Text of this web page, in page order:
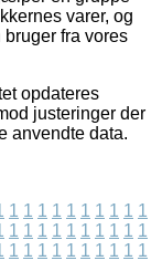
varer, og
fra vores
opdateres
justeringer der
anvendte data.
1 1 1 1 1 1 1 1 1 1
1 1 1 1 1 1 1 1 1 1
1 1 1 1 1 1 1 1 1 1